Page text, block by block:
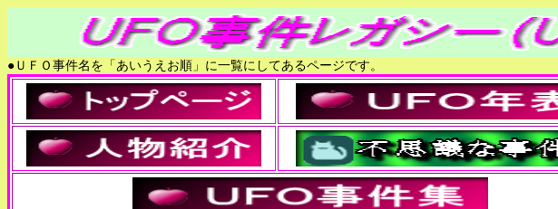
●ＵＦＯ事件名を「あいうえお順」に一覧にしてあるページです。